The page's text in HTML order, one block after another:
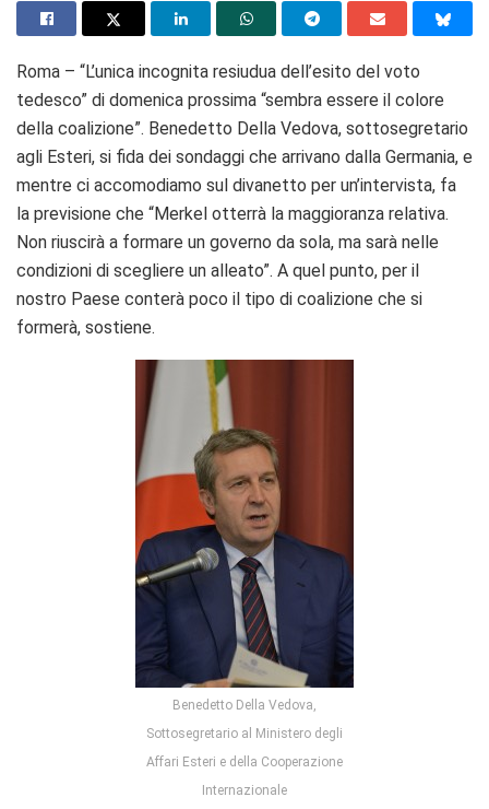
Roma – “L’unica incognita resiudua dell’esito del voto
tedesco” di domenica prossima “sembra essere il colore
della coalizione”. Benedetto Della Vedova, sottosegretario
agli Esteri, si fida dei sondaggi che arrivano dalla Germania, e
mentre ci accomodiamo sul divanetto per un’intervista, fa
la previsione che “Merkel otterrà la maggioranza relativa.
Non riuscirà a formare un governo da sola, ma sarà nelle
condizioni di scegliere un alleato”. A quel punto, per il
nostro Paese conterà poco il tipo di coalizione che si
formerà, sostiene.
Benedetto Della Vedova,
Sottosegretario al Ministero degli
Affari Esteri e della Cooperazione
Internazionale